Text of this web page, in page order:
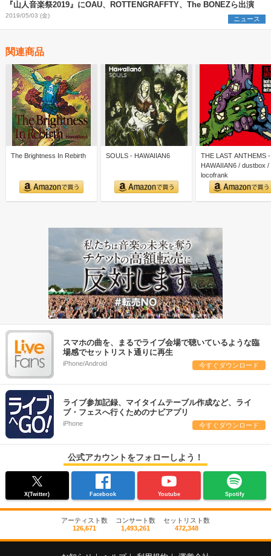
『山人音楽祭2019』にOAU、ROTTENGRAFFTY、The BONEZら出演
2019/05/03 (金) ニュース
関連商品
The Brightness In Rebirth SOULS - HAWAIIAN6
THE LAST ANTHEMS -
HAWAIIAN6 / dustbox /
locofrank
スマホの曲を、まるでライブ会場で聴いているような臨
場感でセットリスト通りに再生
iPhone/Android 今すぐダウンロード
ライブ参加記録、マイタイムテーブル作成など、ライ
ブ・フェスへ行くためのナビアプリ
iPhone 今すぐダウンロード
公式アカウントをフォローしよう！
X(Twitter) Facebook Youtube Spotify
アーティスト数
126,671
コンサート数
1,493,261
セットリスト数
472,348